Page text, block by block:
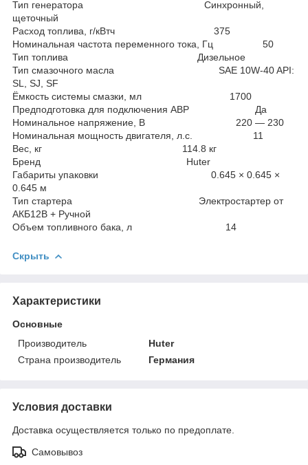
Тип генератора Синхронный,
щеточный
Расход топлива, г/кВтч 375
Номинальная частота переменного тока, Гц 50
Тип топлива Дизельное
Тип смазочного масла SAE 10W-40 API:
SL, SJ, SF
Ёмкость системы смазки, мл 1700
Предподготовка для подключения АВР Да
Номинальное напряжение, В 220 — 230
Номинальная мощность двигателя, л.с. 11
Вес, кг 114.8 кг
Бренд Huter
Габариты упаковки 0.645 × 0.645 ×
0.645 м
Тип стартера Электростартер от
АКБ12В + Ручной
Объем топливного бака, л 14
Скрыть
Характеристики
Основные
Производитель
Huter
Страна производитель
Германия
Условия доставки
Доставка осуществляется только по предоплате.
Самовывоз